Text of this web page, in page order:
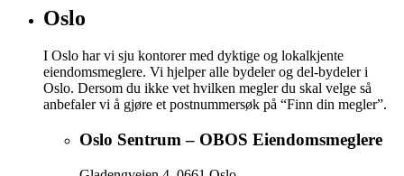
Oslo
I Oslo har vi sju kontorer med dyktige og lokalkjente
eiendomsmeglere. Vi hjelper alle bydeler og del-bydeler i
Oslo. Dersom du ikke vet hvilken megler du skal velge så
anbefaler vi å gjøre et postnummersøk på “Finn din megler”.
Oslo Sentrum – OBOS Eiendomsmeglere